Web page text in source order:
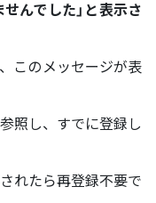
んでした」と表示さ
このメッセージが表
照し、すでに登録し
れたら再登録不要で